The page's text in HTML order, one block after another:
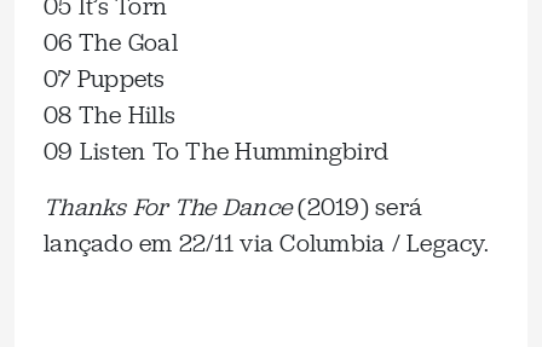
06 The Goal
07 Puppets
08 The Hills
09 Listen To The Hummingbird
Thanks For The Dance(2019) será
lançado em 22/11 via Columbia / Legacy.